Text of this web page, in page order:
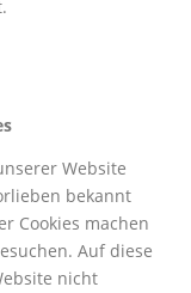
Website
bekannt
Cookies machen
Auf diese
nicht